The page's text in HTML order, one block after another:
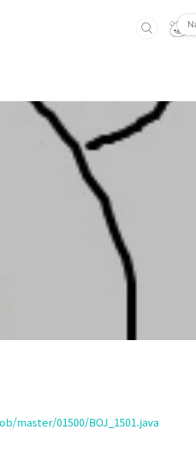
master/01500/BOJ_1501.java